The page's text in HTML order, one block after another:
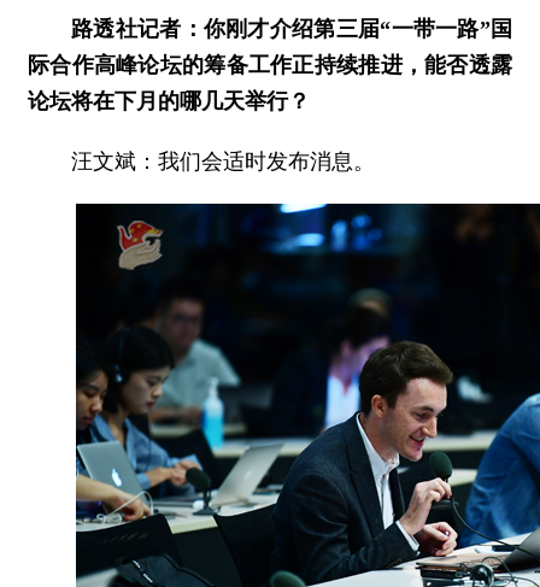
路透社记者：你刚才介绍第三届“一带一路”国
际合作高峰论坛的筹备工作正持续推进，能否透露
论坛将在下月的哪几天举行？
汪文斌：我们会适时发布消息。